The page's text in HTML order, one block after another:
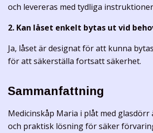
och levereras med tydliga
2. Kan låset enkelt bytas ut vid
Ja, låset är designat för att kunna
för att säkerställa fortsatt säkerhet.
Sammanfattning
Medicinskåp Maria i plåt med glasdörr
och praktisk lösning för säker